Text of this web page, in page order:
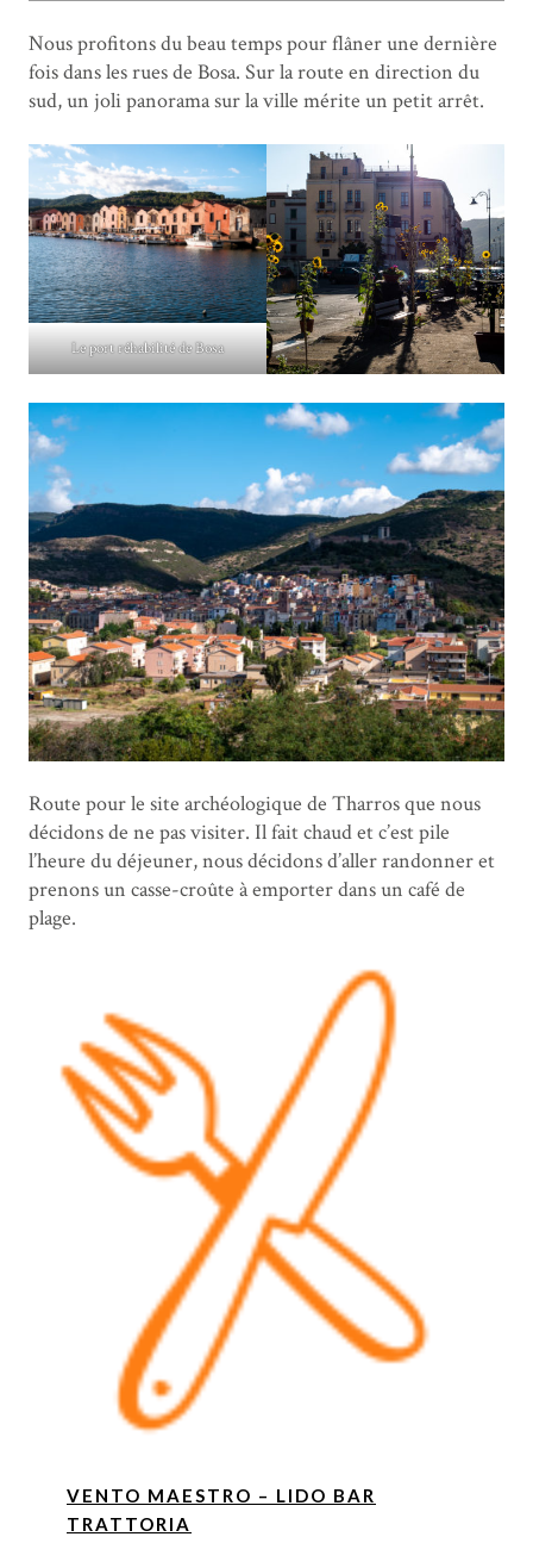
Nous profitons du beau temps pour flâner une dernière
fois dans les rues de Bosa. Sur la route en direction du
sud, un joli panorama sur la ville mérite un petit arrêt.
Le port réhabilité de Bosa
Route pour le site archéologique de Tharros que nous
décidons de ne pas visiter. Il fait chaud et c’est pile
l’heure du déjeuner, nous décidons d’aller randonner et
prenons un casse-croûte à emporter dans un café de
plage.
VENTO MAESTRO – LIDO BAR
TRATTORIA